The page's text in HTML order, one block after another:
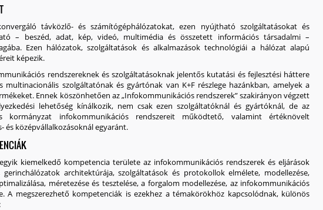
távközlő- és számítógéphálózatokat, ezen nyújtható szolgáltatásokat és
– beszéd, adat, kép, videó, multimédia és összetett információs társadalmi –
Ezen hálózatok, szolgáltatások és alkalmazások technológiái a hálózat alapú
képezik.
rendszereknek és szolgáltatásoknak jelentős kutatási és fejlesztési háttere
multinacionális szolgáltatónak és gyártónak van K+F részlege hazánkban, amelyek a
Ennek köszönhetően az „Infokommunikációs rendszerek” szakirányon végzett
lehetőségkínálkozik, nem csak ezen szolgáltatóknál és gyártóknál, de az
kormányzat infokommunikációs rendszereit működtető, valamint értéknövelt
és középvállalkozásoknál egyaránt.
kiemelkedő kompetencia területe az infokommunikációs rendszerek és eljárások
gerinchálózatok architektúrája, szolgáltatások és protokollok elmélete, modellezése,
méretezése és tesztelése, a forgalom modellezése, az infokommunikációs
A megszerezhető kompetenciák is ezekhez a témakörökhöz kapcsolódnak, különös